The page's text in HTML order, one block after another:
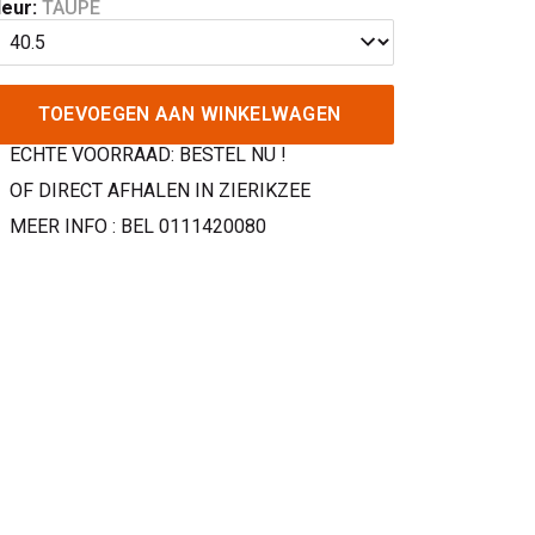
TAUPE
TOEVOEGEN AAN WINKELWAGEN
ECHTE VOORRAAD: BESTEL NU !
OF DIRECT AFHALEN IN ZIERIKZEE
MEER INFO : BEL 0111420080